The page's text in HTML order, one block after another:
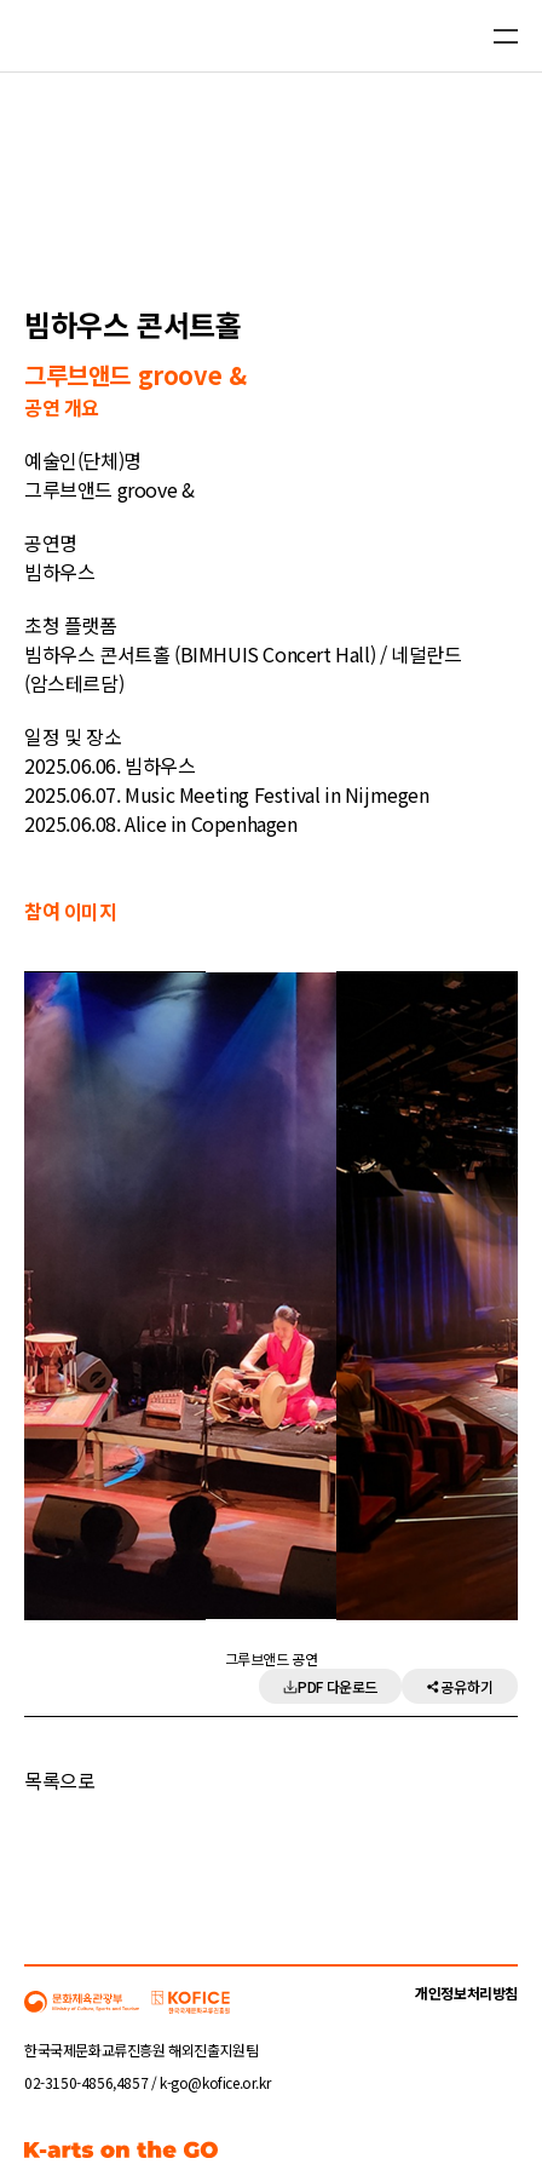
빔하우스 콘서트홀
그루브앤드 groove &
공연 개요
예술인(단체)명
그루브앤드 groove &
공연명
빔하우스
초청 플랫폼
빔하우스 콘서트홀 (BIMHUIS Concert Hall) / 네덜란드
(암스테르담)
일정 및 장소
2025.06.06.빔하우스
2025.06.07.Music Meeting Festival in Nijmegen
2025.06.08.Alice in Copenhagen
참여 이미지
그루브앤드 공연
PDF 다운로드
공유하기
목록으로
한국국제문화교류진흥원 해외진출지원팀
02-3150-4856,4857 / k-go@kofice.or.kr
개인정보처리방침